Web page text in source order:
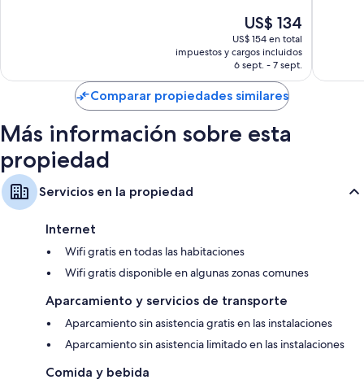
El
precio
actual
es
de
US$ 134
US$ 134
US$ 154 en total
impuestos y cargos incluidos
6 sept. - 7 sept.
Comparar propiedades similares
Más información sobre esta
propiedad
Servicios en la propiedad
Internet
Wifi gratis en todas las habitaciones
Wifi gratis disponible en algunas zonas comunes
Aparcamiento y servicios de transporte
Aparcamiento sin asistencia gratis en las instalaciones
Aparcamiento sin asistencia limitado en las instalaciones
Comida y bebida